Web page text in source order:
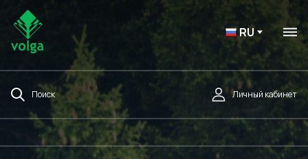
RU
Поиск Личный кабинет